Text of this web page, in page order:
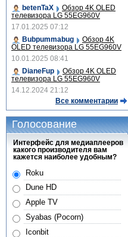
betenTaX
Обзор 4K OLED
телевизора LG 55EG960V
17.01.2025 07:12
Bubpummabug
Обзор 4K
OLED телевизора LG 55EG960V
10.01.2025 08:41
DianeFup
Обзор 4K OLED
телевизора LG 55EG960V
14.12.2024 21:12
Все комментарии
Голосование
Интерфейс для медиаплееров
какого производителя вам
кажется наиболее удобным?
Roku
Dune HD
Apple TV
Syabas (Pocorn)
Iconbit